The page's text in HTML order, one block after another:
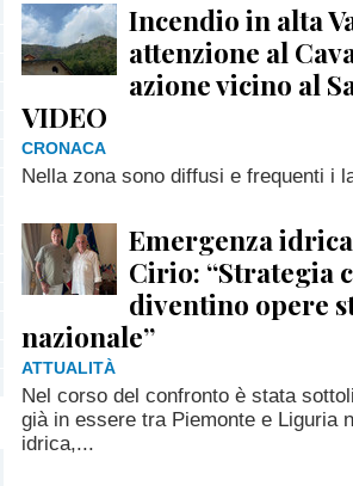
Incendio in alta
attenzione al
azione vicino al
VIDEO
CRONACA
Nella zona sono diffusi e frequenti i
Emergenza
Cirio: “Strategia
diventino opere
nazionale”
ATTUALITÀ
Nel corso del confronto è stata
già in essere tra Piemonte e Liguria
idrica,...